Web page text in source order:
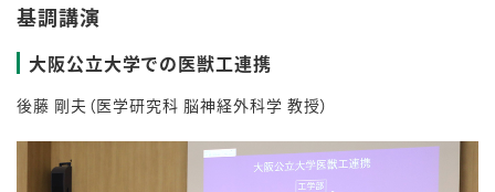
基調講演
大阪公立大学での医獣工連携
後藤 剛夫（医学研究科 脳神経外科学 教授）